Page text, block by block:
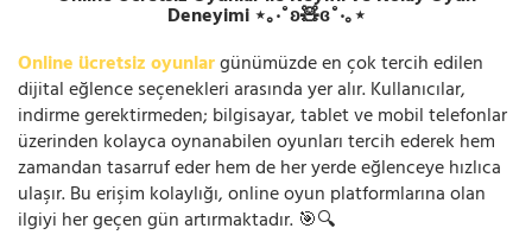
Deneyimi ⋆｡‧˚ʚ🧸ɞ˚‧｡⋆
Online ücretsiz oyunlargünümüzde en çok tercih edilen
dijital eğlence seçenekleri arasında yer alır. Kullanıcılar,
indirme gerektirmeden; bilgisayar, tablet ve mobil telefonlar
üzerinden kolayca oynanabilen oyunları tercih ederek hem
zamandan tasarruf eder hem de her yerde eğlenceye hızlıca
ulaşır. Bu erişim kolaylığı, online oyun platformlarına olan
ilgiyi her geçen gün artırmaktadır. 🎯🔍